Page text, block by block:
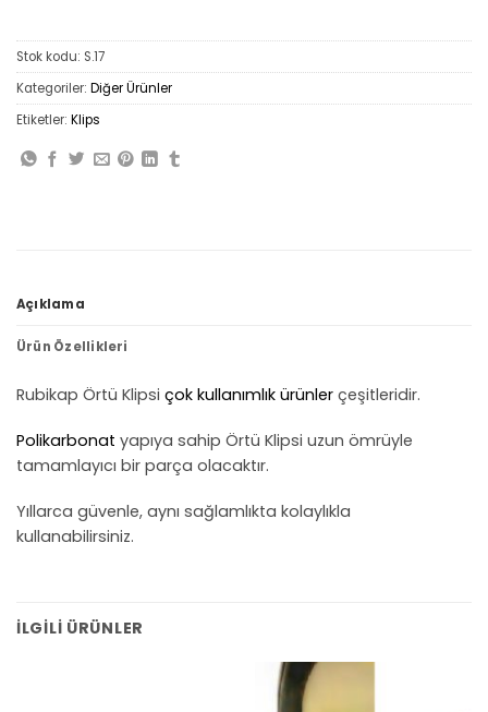
Stok kodu: S.17
Kategoriler: Diğer Ürünler
Etiketler: Klips
Açıklama
Ürün Özellikleri
Rubikap Örtü Klipsi çok kullanımlık ürünler çeşitleridir.
Polikarbonat yapıya sahip Örtü Klipsi uzun ömrüyle
tamamlayıcı bir parça olacaktır.
Yıllarca güvenle, aynı sağlamlıkta kolaylıkla
kullanabilirsiniz.
İLGILI ÜRÜNLER